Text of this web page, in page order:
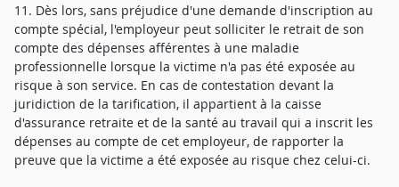
11. Dès lors, sans préjudice d'une demande d'inscription au
compte spécial, l'employeur peut solliciter le retrait de son
compte des dépenses afférentes à une maladie
professionnelle lorsque la victime n'a pas été exposée au
risque à son service. En cas de contestation devant la
juridiction de la tarification, il appartient à la caisse
d'assurance retraite et de la santé au travail qui a inscrit les
dépenses au compte de cet employeur, de rapporter la
preuve que la victime a été exposée au risque chez celui-ci.